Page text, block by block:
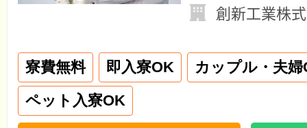
創新工業株
寮費無料 即入寮OK
カップル・夫婦
ペット入寮OK